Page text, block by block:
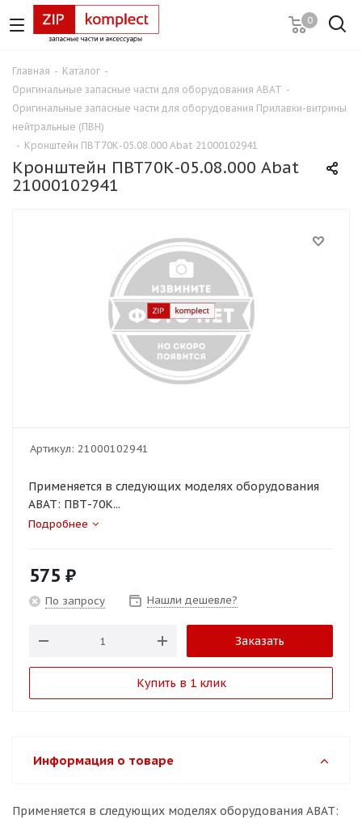
0
Главная - Каталог -
Оригинальные запасные части для оборудования ABAT -
Оригинальные запасные части для оборудования Прилавки-витрины
нейтральные (ПВН)
- Кронштейн ПВТ70К-05.08.000 Abat 21000102941
Кронштейн ПВТ70К-05.08.000 Abat
21000102941
Артикул: 21000102941
Применяется в следующих моделях оборудования
ABAT: ПВТ-70К...
Подробнее
575 ₽
По запросу Нашли дешевле?
Заказать
Купить в 1 клик
Информация о товаре
Применяется в следующих моделях оборудования ABAT: